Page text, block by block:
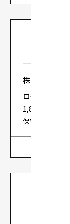
株式会社日
ローコード開
1,800時間の
保守運用サー